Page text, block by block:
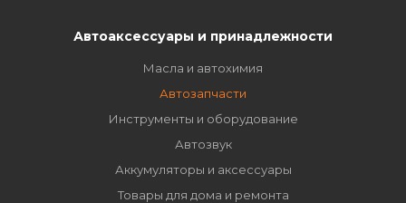
Автоаксессуары и принадлежности
Масла и автохимия
Автозапчасти
Инструменты и оборудование
Автозвук
Аккумуляторы и аксессуары
Товары для дома и ремонта